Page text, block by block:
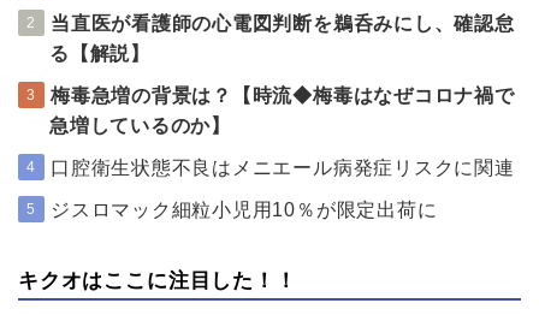
2
当直医が看護師の心電図判断を鵜呑みにし、確認怠
る【解説】
3
梅毒急増の背景は？【時流◆梅毒はなぜコロナ禍で
急増しているのか】
4 口腔衛生状態不良はメニエール病発症リスクに関連
5 ジスロマック細粒小児用10％が限定出荷に
キクオはここに注目した！！